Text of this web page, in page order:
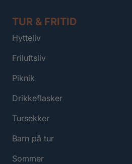
TUR & FRITID
Hytteliv
Friluftsliv
Piknik
Drikkeflasker
Tursekker
Barn på tur
Sommer